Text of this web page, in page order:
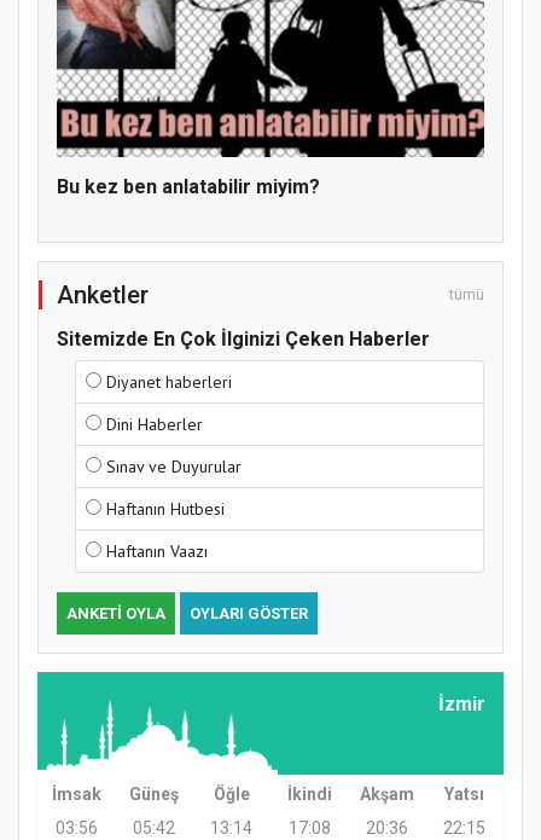
Hz. Peygamber ve Gençlik Konferansı
Samsun Atakum’da Yaz Kur’an Kursu
Kapanış Programı
Samsun Atakum’da Ayasofya Camii
Etkinliği
Bu kez ben anlatabilir miyim?
Anketler tümü
Sitemizde En Çok İlginizi Çeken Haberler
Diyanet haberleri
Dini Haberler
Sınav ve Duyurular
Haftanın Hutbesi
Haftanın Vaazı
ANKETI OYLA OYLARI GÖSTER
İzmir
İmsak Güneş Öğle İkindi Akşam
Yatsı
03:56
05:42 13:14 17:08 20:36 22:15